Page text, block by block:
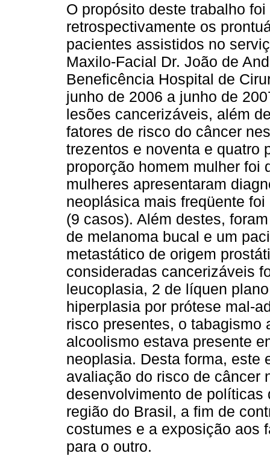
O propósito deste trabalho
retrospectivamente os
pacientes assistidos no
Maxilo-Facial Dr. João de
Beneficência Hospital de
junho de 2006 a junho de
lesões cancerizáveis, além
fatores de risco do câncer
trezentos e noventa e quatro
proporção homem mulher foi
mulheres apresentaram
neoplásica mais freqüente
(9 casos). Além destes,
de melanoma bucal e um
metastático de origem
consideradas cancerizáveis
leucoplasia, 2 de líquen
hiperplasia por prótese mal-
risco presentes, o tabagismo
alcoolismo estava presente
neoplasia. Desta forma, este
avaliação do risco de câncer
desenvolvimento de políticas
região do Brasil, a fim de
costumes e a exposição aos
para o outro.